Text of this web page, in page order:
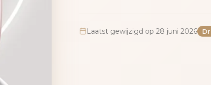
Laatst gewijzigd op 28 juni 2026